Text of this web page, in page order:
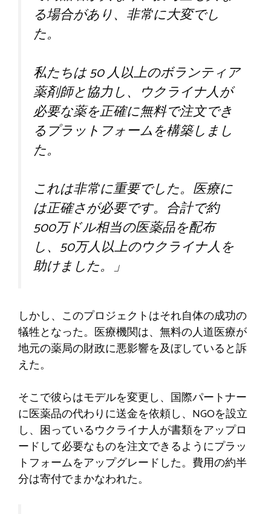
る場合があり、非常に大変でし
た。
私たちは 50 人以上のボランティア
薬剤師と協力し、ウクライナ人が
必要な薬を正確に無料で注文でき
るプラットフォームを構築しまし
た。
これは非常に重要でした。医療に
は正確さが必要です。合計で約
500万ドル相当の医薬品を配布
し、50万人以上のウクライナ人を
助けました。」
しかし、このプロジェクトはそれ自体の成功の
犠牲となった。医療機関は、無料の人道医療が
地元の薬局の財政に悪影響を及ぼしていると訴
えた。
そこで彼らはモデルを変更し、国際パートナー
に医薬品の代わりに送金を依頼し、NGOを設立
し、困っているウクライナ人が書類をアップロ
ードして必要なものを注文できるようにプラッ
トフォームをアップグレードした。費用の約半
分は寄付でまかなわれた。